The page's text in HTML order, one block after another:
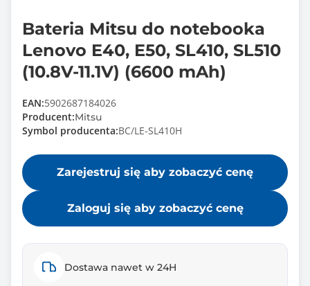
Bateria Mitsu do notebooka
Lenovo E40, E50, SL410, SL510
(10.8V-11.1V) (6600 mAh)
EAN:5902687184026
Producent:Mitsu
Symbol producenta:BC/LE-SL410H
Zarejestruj się aby zobaczyć cenę
Zaloguj się aby zobaczyć cenę
Dostawa nawet w 24H